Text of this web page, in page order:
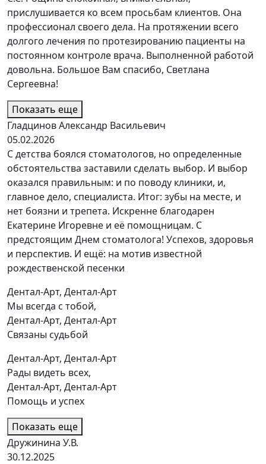
прислушивается ко всем просьбам клиентов. Она
профессионал своего дела. На протяжении всего
долгого лечения по протезированию пациенты на
постоянном контроле врача. Выполненной работой
довольна. Большое Вам спасибо, Светлана
Сергеевна!
Показать еще
Гладцинов Александр Васильевич
05.02.2026
С детства боялся стоматологов, но определенные
обстоятельства заставили сделать выбор. И выбор
оказался правильным: и по поводу клиники, и,
главное дело, специалиста. Итог: зубы на месте, и
нет боязни и трепета. Искренне благодарен
Екатерине Игоревне и её помощницам. С
предстоящим Днем стоматолога! Успехов, здоровья
и перспектив. И ещё: на мотив известной
рождественской песенки
Дентал-Арт, Дентал-Арт
Мы всегда с тобой,
Дентал-Арт, Дентал-Арт
Связаны судьбой
Дентал-Арт, Дентал-Арт
Рады видеть всех,
Дентал-Арт, Дентал-Арт
Помощь и успех
Показать еще
Дружинина У.В.
30.12.2025